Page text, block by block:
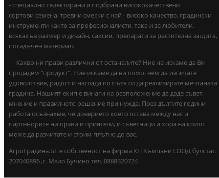
- специално селектирани и подбрани висококачествени
сортови семена, тревни смески с най - високо качество, градински
инструменти както за професионалисти, така и за любители,
всякакъв размер и дизайн, саксии, препарати за растителна защита,
посадъчен материал.
Какво ни прави различни от останалите? Ние не искаме да Ви
продадем "продукт". Ние искаме да ви помогнем да изпитате
удоволствие, радост и наслада по пътя си да реализирате мечтаната
градина. Нашият екип е винаги на разположение да даде съвет,
мнение и правилното решение при нужда. През дългите години
работа осъзнахме, че доверието което остава между нас и
партньорите ни прави и приятели, и съветници и хора на които
може да разчитате и стоим плътно до вас.
АгроГрадина.БГ е собственост на фирма КП Къмпани ЕООД булстат:
207040896 ,с. Мало Бучино тел. 0888320724